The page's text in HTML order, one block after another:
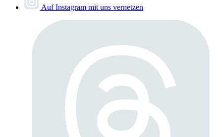
Auf Instagram mit uns vernetzen